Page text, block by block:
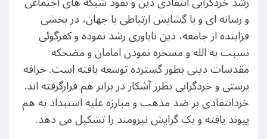
و رسانه ای و با گشایش ارتباطی با جهان، در بخشی
فزاینده از جامعه، دین ناباوری رشد نموده و کفرگوئی
نسبت به الله و مسخره نمودن امامان و مضحکه
مقدسات دینی بطور گسترده توسعه یافته است. خرافه
پرستی و خردگرایی بطرز آشکار در برابر هم قرارگرفته اند.
خردانتقادی بر ضد مذهب و مبارزه علیه استبداد به هم
پیوند یافته و یک گرایش نیرومند را تشکیل می دهد.